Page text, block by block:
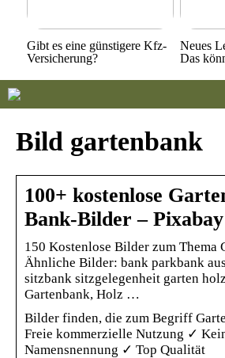
Gibt es eine günstigere Kfz-
Versicherung?
Neues
Das
Bild gartenbank
100+ kostenlose
Bank-Bilder – Pixabay
150 Kostenlose Bilder zum Thema
Ähnliche Bilder: bank parkbank
sitzbank sitzgelegenheit garten
Gartenbank, Holz …
Bilder finden, die zum Begriff
Freie kommerzielle Nutzung ✓
Namensnennung ✓ Top Qualität